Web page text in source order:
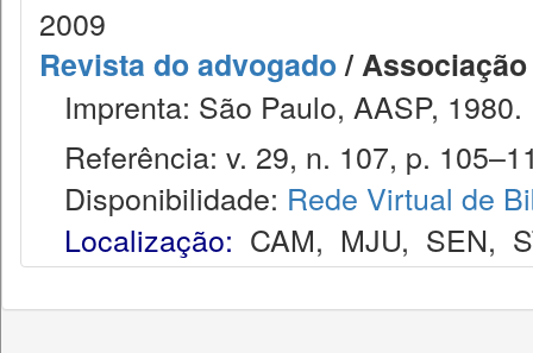
2009
Revista do advogado/
Imprenta: São Paulo, AASP, 1980.
Referência: v. 29, n. 107, p.
Disponibilidade: Rede Virtual de
Localização: CAM, MJU, SEN,